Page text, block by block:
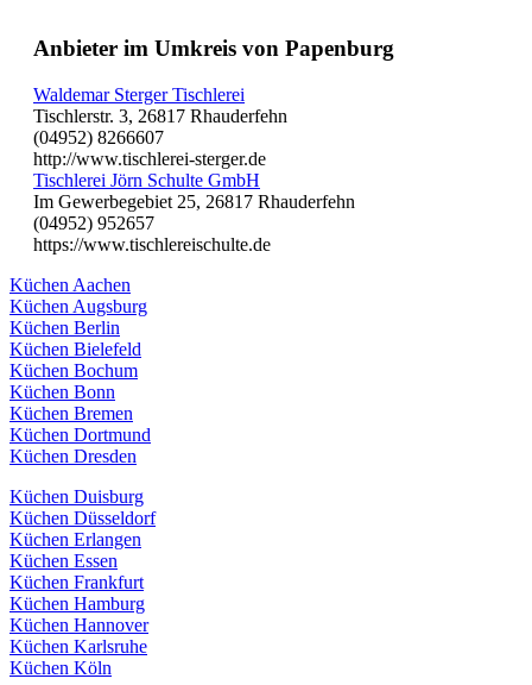
Anbieter im Umkreis von Papenburg
Waldemar Sterger Tischlerei
Tischlerstr. 3, 26817 Rhauderfehn
(04952) 8266607
http://www.tischlerei-sterger.de
Tischlerei Jörn Schulte GmbH
Im Gewerbegebiet 25, 26817 Rhauderfehn
(04952) 952657
https://www.tischlereischulte.de
Küchen Aachen
Küchen Augsburg
Küchen Berlin
Küchen Bielefeld
Küchen Bochum
Küchen Bonn
Küchen Bremen
Küchen Dortmund
Küchen Dresden
Küchen Duisburg
Küchen Düsseldorf
Küchen Erlangen
Küchen Essen
Küchen Frankfurt
Küchen Hamburg
Küchen Hannover
Küchen Karlsruhe
Küchen Köln